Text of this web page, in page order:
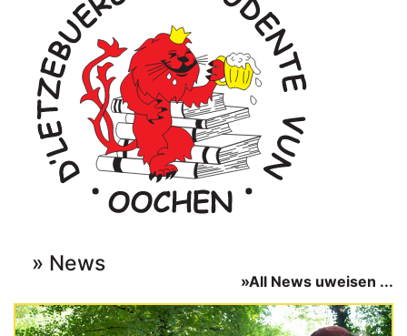
News
»All News uweisen ...